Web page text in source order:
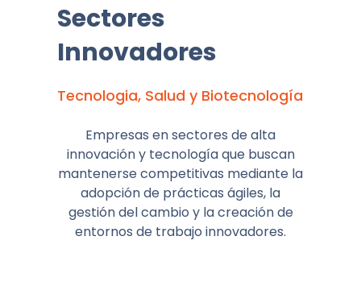
Sectores
Innovadores
Tecnologia, Salud y Biotecnología
Empresas en sectores de alta
innovación y tecnología que buscan
mantenerse competitivas mediante la
adopción de prácticas ágiles, la
gestión del cambio y la creación de
entornos de trabajo innovadores.